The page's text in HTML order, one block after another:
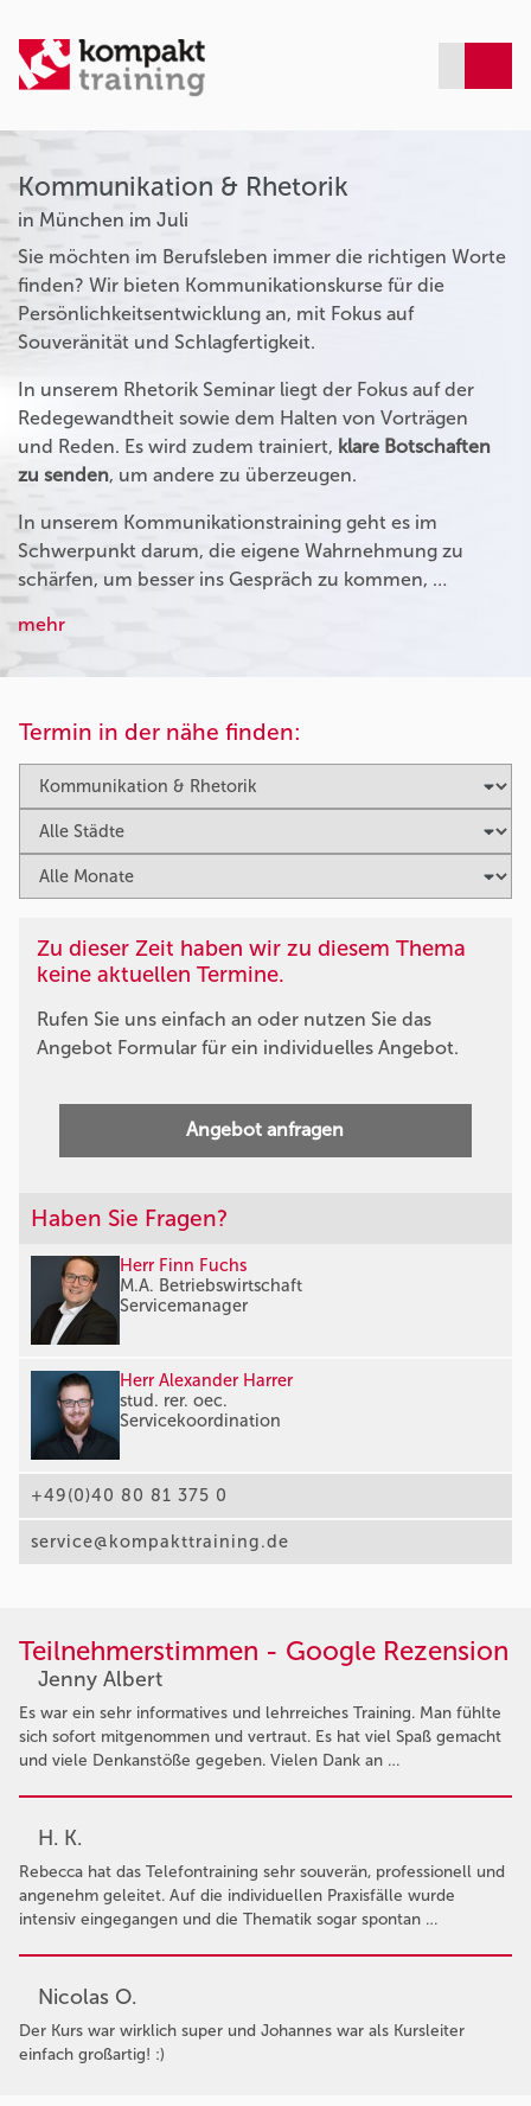
Kommunikation & Rhetorik
in München im Juli
Sie möchten im Berufsleben immer die richtigen Worte
finden? Wir bieten Kommunikationskurse für die
Persönlichkeitsentwicklung an, mit Fokus auf
Souveränität und Schlagfertigkeit.
In unserem Rhetorik Seminar liegt der Fokus auf der
Redegewandtheit sowie dem Halten von Vorträgen
und Reden. Es wird zudem trainiert, klare Botschaften
zu senden, um andere zu überzeugen.
In unserem Kommunikationstraining geht es im
Schwerpunkt darum, die eigene Wahrnehmung zu
schärfen, um besser ins Gespräch zu kommen, …
mehr
Termin in der nähe finden:
Zu dieser Zeit haben wir zu diesem Thema
keine aktuellen Termine.
Rufen Sie uns einfach an oder nutzen Sie das
Angebot Formular für ein individuelles Angebot.
Angebot anfragen
Haben Sie Fragen?
Herr Finn Fuchs
M.A. Betriebswirtschaft
Servicemanager
Herr Alexander Harrer
stud. rer. oec.
Servicekoordination
+49(0)40 80 81 375 0
service@kompakttraining.de
Teilnehmerstimmen - Google Rezension
Jenny Albert
Es war ein sehr informatives und lehrreiches Training. Man fühlte
sich sofort mitgenommen und vertraut. Es hat viel Spaß gemacht
und viele Denkanstöße gegeben. Vielen Dank an …
H. K.
Rebecca hat das Telefontraining sehr souverän, professionell und
angenehm geleitet. Auf die individuellen Praxisfälle wurde
intensiv eingegangen und die Thematik sogar spontan …
Nicolas O.
Der Kurs war wirklich super und Johannes war als Kursleiter
einfach großartig! :)